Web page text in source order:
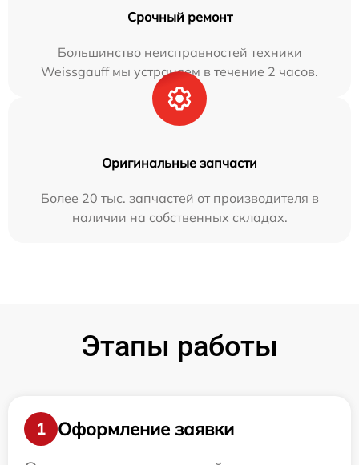
Срочный ремонт
Большинство неисправностей техники
Weissgauff мы устраняем в течение 2 часов.
Оригинальные запчасти
Более 20 тыс. запчастей от производителя в
наличии на собственных складах.
Этапы работы
1
Оформление заявки